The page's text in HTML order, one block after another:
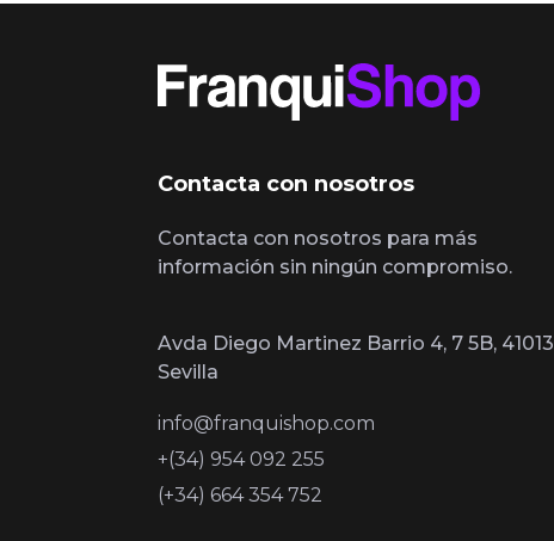
Contacta con nosotros
Contacta con nosotros para más
información sin ningún compromiso.
Avda Diego Martinez Barrio 4, 7 5B, 41013
Sevilla
info@franquishop.com
+(34) 954 092 255
(+34) 664 354 752